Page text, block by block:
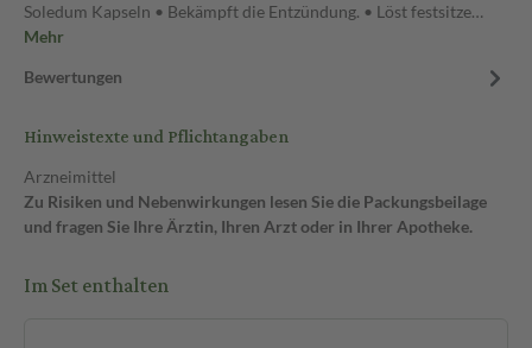
Soledum Kapseln • Bekämpft die Entzündung. • Löst festsitze…
Mehr
Bewertungen
Hinweistexte und Pflichtangaben
Arzneimittel
Zu Risiken und Nebenwirkungen lesen Sie die Packungsbeilage
und fragen Sie Ihre Ärztin, Ihren Arzt oder in Ihrer Apotheke.
Im Set enthalten